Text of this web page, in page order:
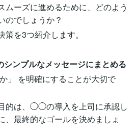
ムーズに進めるために、どのよう
のでしょうか？
を3つ紹介します。
ンプルなメッセージにまとめる
」 を明確にすることが大切で
的は、◯◯の導入を上司に承認し
、最終的なゴールを決めましょ